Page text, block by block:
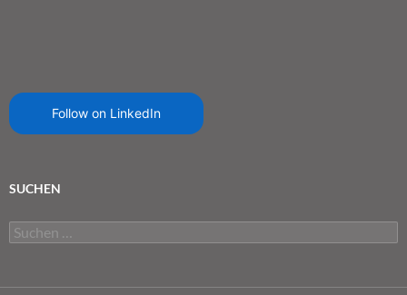
Follow on LinkedIn
SUCHEN
Suchen
nach: